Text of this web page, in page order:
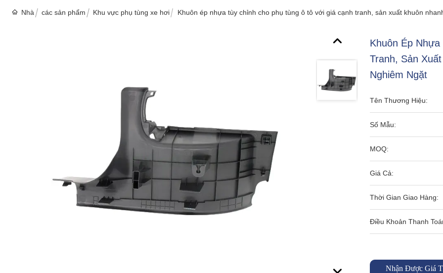
Nhà các sản phẩm Khu vực phụ tùng xe hơi Khuôn ép nhựa tùy chỉnh cho phụ tùng ô tô với giá cạnh tranh, sản xuất khuôn
Khuôn Ép
Tranh, Sản
Nghiêm Ngặt
Tên Thương Hiệu:
Số Mẫu:
MOQ:
Giá Cả:
Thời Gian Giao Hàng:
Điều Khoản Thanh
Nhận Được Giá